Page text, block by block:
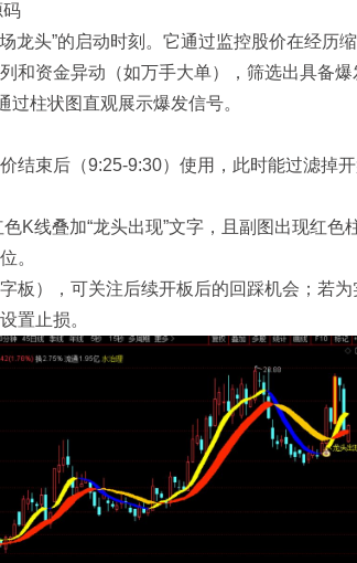
码
龙头”的启动时刻。它通过监控股价在经历
和资金异动（如万手大单），筛选出具备
柱状图直观展示爆发信号。
结束后（9:25-9:30）使用，此时能过滤掉
K线叠加“龙头出现”文字，且副图出现红色
。
板），可关注后续开板后的回踩机会；若
置止损。